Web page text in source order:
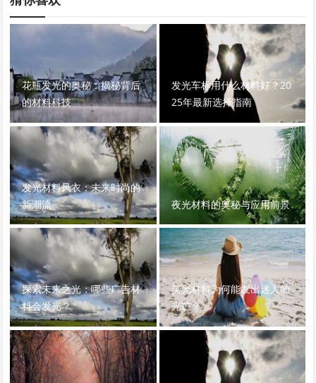
花瓶发光的奥秘：揭秘背后
的材料科技
发光车标用什么材料好？20
25年最新选择指南
发光材料风衣：未来时尚的
新潮流
夜光材料的奥秘与应用前景
探索未来之光：哪些广告材
料会发光？
荧光材料为何能发出迷人的
光芒？